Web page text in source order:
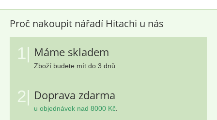
Proč nakoupit nářadí Hitachi u nás
1| Máme skladem
Zboží budete mít do 3 dnů.
2| Doprava zdarma
u objednávek nad 8000 Kč.